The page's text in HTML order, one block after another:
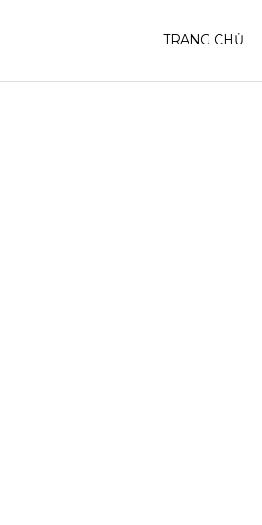
TRANG CHỦ